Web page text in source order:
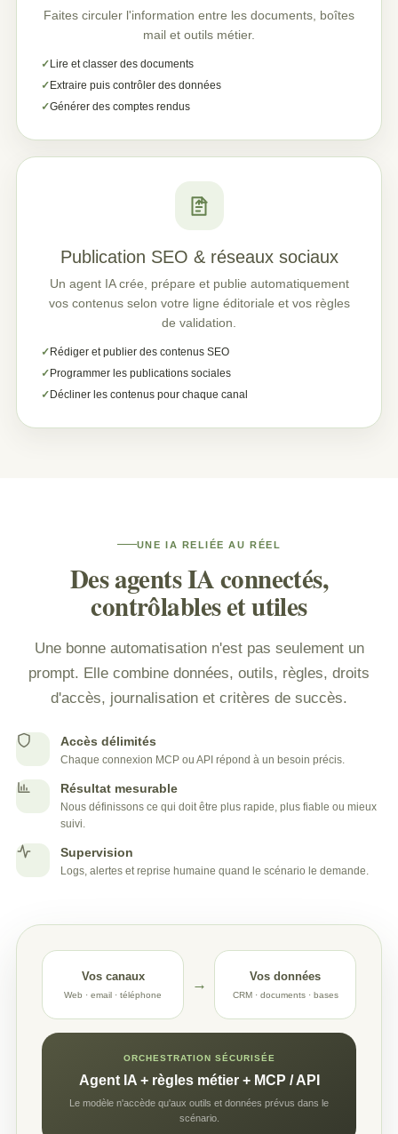
Faites circuler l'information entre les documents, boîtes
mail et outils métier.
Lire et classer des documents
Extraire puis contrôler des données
Générer des comptes rendus
Publication SEO & réseaux sociaux
Un agent IA crée, prépare et publie automatiquement
vos contenus selon votre ligne éditoriale et vos règles
de validation.
Rédiger et publier des contenus SEO
Programmer les publications sociales
Décliner les contenus pour chaque canal
Vos canaux
Web · email · téléphone
→ Vos données
CRM · documents · bases
ORCHESTRATION SÉCURISÉE
Agent IA + règles métier + MCP / API
Le modèle n'accède qu'aux outils et données prévus dans le
scénario.
UNE IA RELIÉE AU RÉEL
Des agents IA connectés,
contrôlables et utiles
Une bonne automatisation n'est pas seulement un
prompt. Elle combine données, outils, règles, droits
d'accès, journalisation et critères de succès.
Accès délimités
Chaque connexion MCP ou API répond à un besoin précis.
Résultat mesurable
Nous définissons ce qui doit être plus rapide, plus fiable ou mieux
suivi.
Supervision
Logs, alertes et reprise humaine quand le scénario le demande.